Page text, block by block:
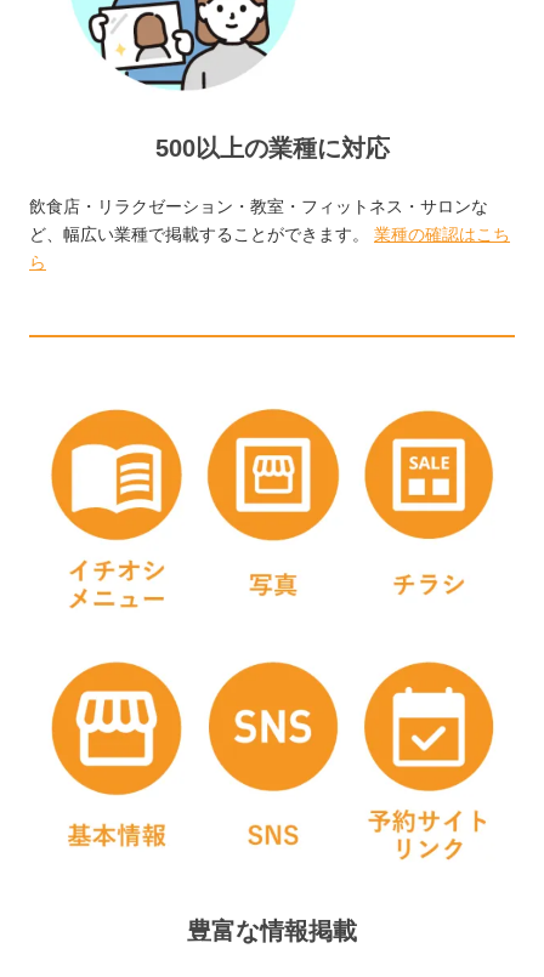
500以上の業種に対応
飲食店・リラクゼーション・教室・フィットネス・サロンな
ど、幅広い業種で掲載することができます。 業種の確認はこち
ら
豊富な情報掲載